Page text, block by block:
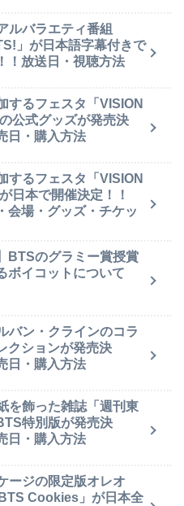
ルバラエティ番組
」が日本語字幕付きで
！放送日・視聴方法
するフェスタ「VISION
公式グッズが発売決
日・購入方法
するフェスタ「VISION
日本で開催決定！！
会場・グッズ・チケッ
BTSのグラミー賞授賞
ボイコットについて
バン・クラインのコラ
クションが発売決
日・購入方法
を飾った雑誌「週刊東
特別版が発売決
日・購入方法
ージの限定版オレオ
BTS Cookies」が日本全